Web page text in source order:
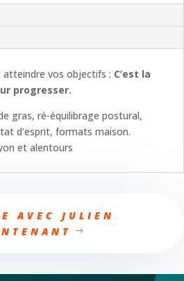
vos objectifs : C’est la
progresser.
gras, ré-équilibrage postural,
d’esprit, formats maison.
et alentours
AVEC JULIEN